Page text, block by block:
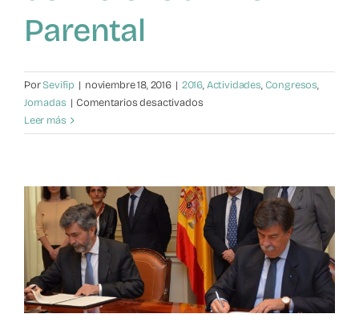
Parental
PorSevifip | noviembre 18, 2016 | 2016,Actividades, Congresos,
Jornadas | Comentarios desactivadosen
Cyrulnik
palabras
a
los
asistentes
al
II
Congreso
Nacional
Leer más